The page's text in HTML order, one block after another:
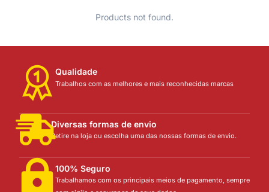
Products not found.
Qualidade
Trabalhos com as melhores e mais reconhecidas marcas
Diversas formas de envio
Retire na loja ou escolha uma das nossas formas de envio.
100% Seguro
Trabalhamos com os principais meios de pagamento, sempre